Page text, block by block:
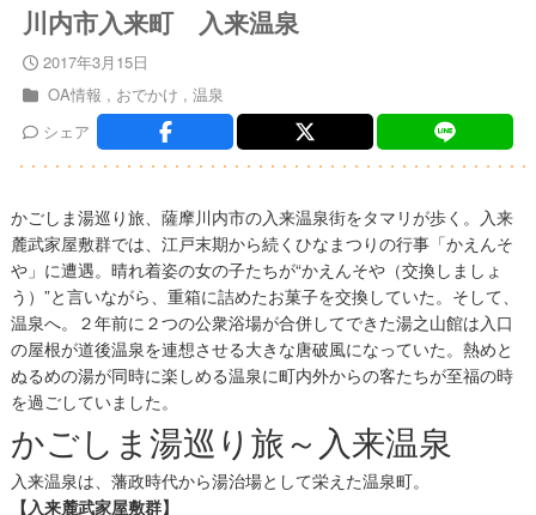
川内市入来町 入来温泉
2017年3月15日
OA情報
おでかけ
温泉
シェア
かごしま湯巡り旅、薩摩川内市の入来温泉街をタマリが歩く。入来
麓武家屋敷群では、江戸末期から続くひなまつりの行事「かえんそ
や」に遭遇。晴れ着姿の女の子たちが“かえんそや（交換しましょ
う）”と言いながら、重箱に詰めたお菓子を交換していた。そして、
温泉へ。２年前に２つの公衆浴場が合併してできた湯之山館は入口
の屋根が道後温泉を連想させる大きな唐破風になっていた。熱めと
ぬるめの湯が同時に楽しめる温泉に町内外からの客たちが至福の時
を過ごしていました。
かごしま湯巡り旅～入来温泉
入来温泉は、藩政時代から湯治場として栄えた温泉町。
【入来麓武家屋敷群】